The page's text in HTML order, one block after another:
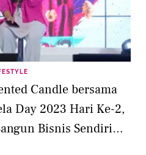
Candle bersama
Day 2023 Hari Ke-2,
Bisnis Sendiri